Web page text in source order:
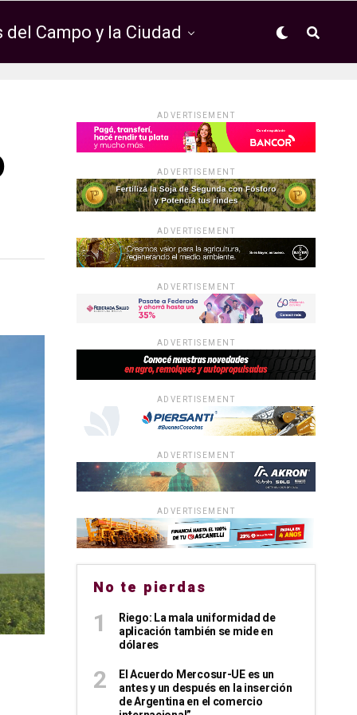
Campo y la Ciudad
ADVERTISEMENT
ADVERTISEMENT
ADVERTISEMENT
ADVERTISEMENT
ADVERTISEMENT
ADVERTISEMENT
ADVERTISEMENT
ADVERTISEMENT
No te pierdas
Riego: La mala uniformidad de
aplicación también se mide en
dólares
El Acuerdo Mercosur-UE es un
antes y un después en la inserción
de Argentina en el comercio